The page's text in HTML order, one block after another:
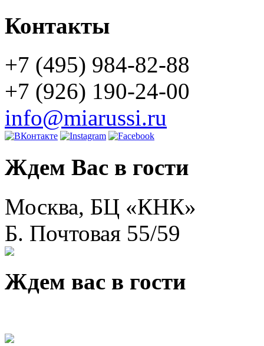
Контакты
+7 (495) 984-82-88
+7 (926) 190-24-00
info@miarussi.ru
Ждем Вас в гости
Москва, БЦ «КНК»
Б. Почтовая 55/59
Ждем вас в гости